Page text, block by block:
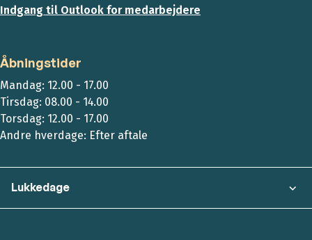
Indgang til Outlook for medarbejdere
Åbningstider
Mandag: 12.00 - 17.00
Tirsdag: 08.00 - 14.00
Torsdag: 12.00 - 17.00
Andre hverdage: Efter aftale
Lukkedage